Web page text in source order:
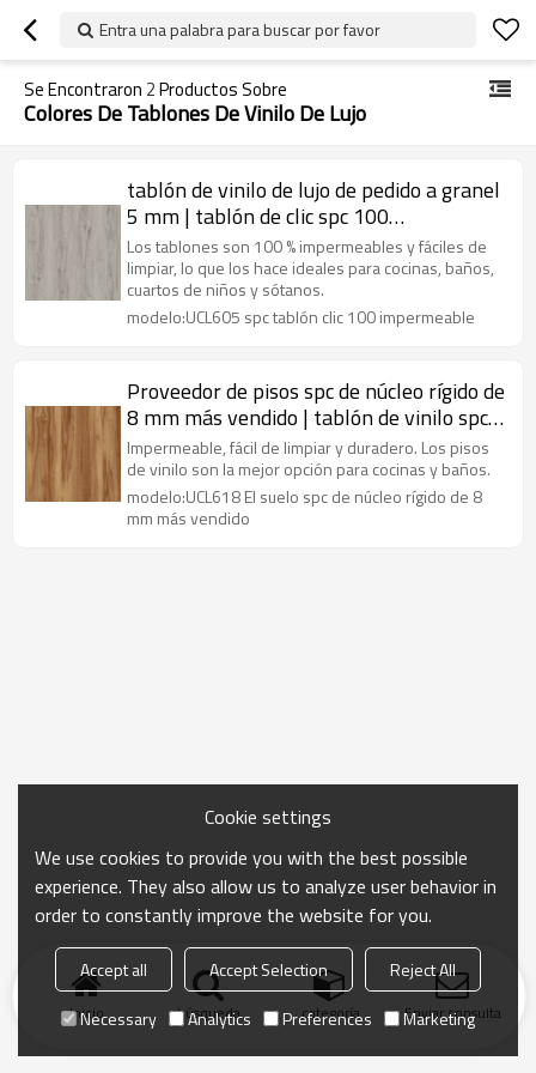
Entra una palabra para buscar por favor
Se Encontraron 2Productos Sobre
Colores De Tablones De Vinilo De Lujo
tablón de vinilo de lujo de pedido a granel
5 mm | tablón de clic spc 100
impermeable | vinilo lvt gris de la mejor
calidad
Los tablones son 100 % impermeables y fáciles de
limpiar, lo que los hace ideales para cocinas, baños,
cuartos de niños y sótanos.
modelo:UCL605 spc tablón clic 100 impermeable
Proveedor de pisos spc de núcleo rígido de
8 mm más vendido | tablón de vinilo spc
impermeable de roble marrón | pisos de
vinilo de cocina spc
Impermeable, fácil de limpiar y duradero. Los pisos
de vinilo son la mejor opción para cocinas y baños.
modelo:UCL618 El suelo spc de núcleo rígido de 8
mm más vendido
Inicio búsqueda categoría Enviar consulta
Cookie settings
We use cookies to provide you with the best possible
experience. They also allow us to analyze user behavior in
order to constantly improve the website for you.
Accept all Accept Selection
Reject All
Necessary
Analytics Preferences Marketing